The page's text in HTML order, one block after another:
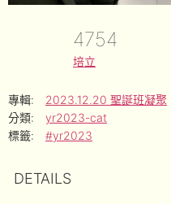
4754
培立
專輯:
2023.12.20 聖誕班凝聚
分類:
yr2023-cat
標籤:
#yr2023
DETAILS